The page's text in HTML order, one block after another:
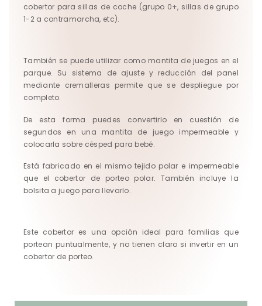
cobertor para sillas de coche (grupo 0+, sillas de grupo
1-2 a contramarcha, etc).
También se puede utilizar como mantita de juegos en el
parque. Su sistema de ajuste y reducción del panel
mediante cremalleras permite que se despliegue por
completo.
De esta forma puedes convertirlo en cuestión de
segundos en una mantita de juego impermeable y
colocarla sobre césped para bebé.
Está fabricado en el mismo tejido polar e impermeable
que el cobertor de porteo polar. También incluye la
bolsita a juego para llevarlo.
Este cobertor es una opción ideal para familias que
portean puntualmente, y no tienen claro si invertir en un
cobertor de porteo.